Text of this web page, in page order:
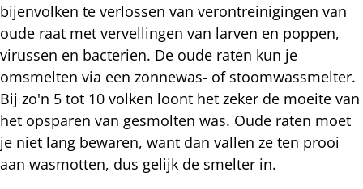
bijenvolken te verlossen van verontreinigingen van
oude raat met vervellingen van larven en poppen,
virussen en bacterien. De oude raten kun je
omsmelten via een zonnewas- of stoomwassmelter.
Bij zo'n 5 tot 10 volken loont het zeker de moeite van
het opsparen van gesmolten was. Oude raten moet
je niet lang bewaren, want dan vallen ze ten prooi
aan wasmotten, dus gelijk de smelter in.